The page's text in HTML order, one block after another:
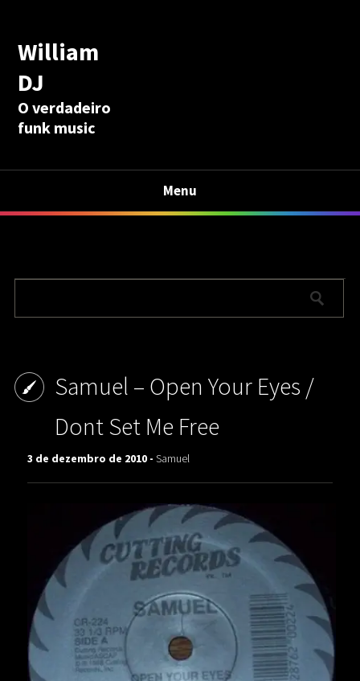
William
DJ
O verdadeiro
funk music
Menu
Samuel – Open Your Eyes /
Dont Set Me Free
3 de dezembro de 2010 -Samuel